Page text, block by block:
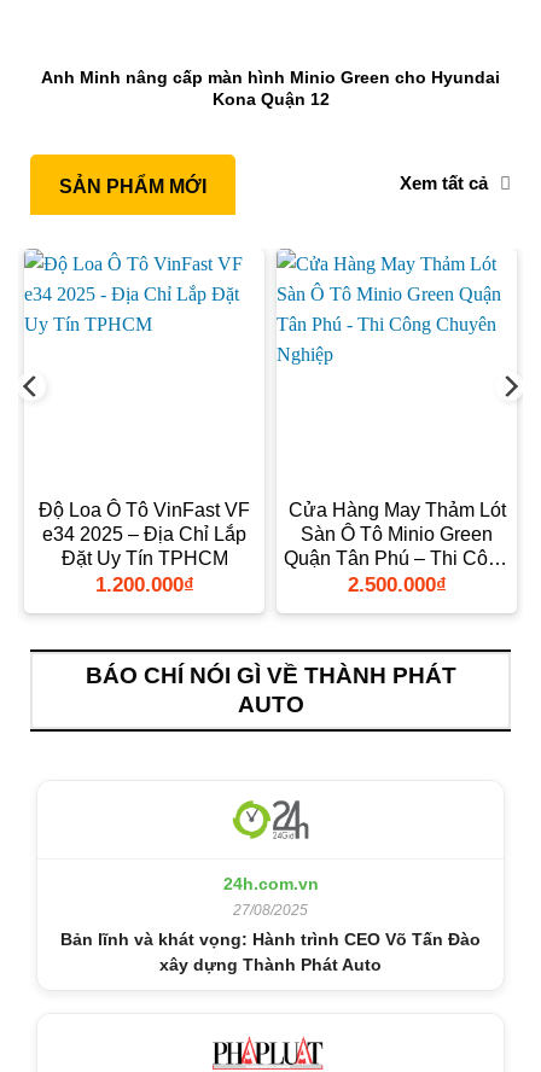
Anh Minh nâng cấp màn hình Minio Green cho Hyundai
Kona Quận 12
SẢN PHẨM MỚI Xem tất cả
Độ Loa Ô Tô VinFast VF
e34 2025 – Địa Chỉ Lắp
Đặt Uy Tín TPHCM
1.200.000₫
Cửa Hàng May Thảm Lót
Sàn Ô Tô Minio Green
Quận Tân Phú – Thi Công
Chuyên Nghiệp
2.500.000₫
BÁO CHÍ NÓI GÌ VỀ THÀNH PHÁT
AUTO
24h.com.vn
27/08/2025
Bản lĩnh và khát vọng: Hành trình CEO Võ Tấn Đào
xây dựng Thành Phát Auto